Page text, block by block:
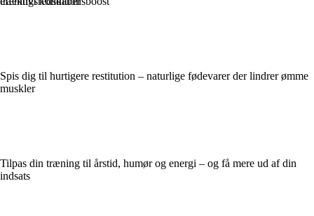
Spis dig til hurtigere restitution – naturlige fødevarer der lindrer ømme
muskler
Tilpas din træning til årstid, humør og energi – og få mere ud af din
indsats